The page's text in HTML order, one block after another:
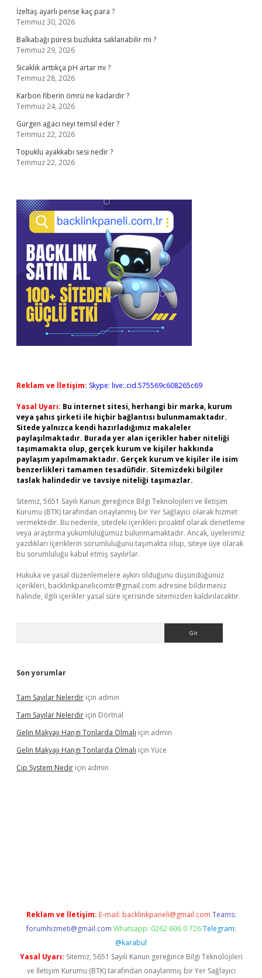
İzeltaş ayarlı pense kaç para ?
Temmuz 30, 2026
Balkabağı püresi buzlukta saklanabilir mi ?
Temmuz 29, 2026
Sıcaklık arttıkça pH artar mı ?
Temmuz 28, 2026
Karbon fiberin ömrü ne kadardır ?
Temmuz 24, 2026
Gürgen ağacı neyi temsil eder ?
Temmuz 22, 2026
Topuklu ayakkabı sesi nedir ?
Temmuz 22, 2026
Reklam ve İletişim: Skype: live:.cid.575569c608265c69
Yasal Uyarı: Bu internet sitesi, herhangi bir marka, kurum
veya şahıs şirketi ile hiçbir bağlantısı bulunmamaktadır.
Sitede yalnızca kendi hazırladığımız makaleler
paylaşılmaktadır. Burada yer alan içerikler haber niteliği
taşımamakta olup, gerçek kurum ve kişiler hakkında
paylaşım yapılmamaktadır. Gerçek kurum ve kişiler ile isim
benzerlikleri tamamen tesadüfidir. Sitemizdeki bilgiler
taslak halindedir ve tavsiye niteliği taşımazlar.
Sitemiz, 5651 Sayılı Kanun gereğince Bilgi Teknolojileri ve İletişim
Kurumu (BTK) tarafından onaylanmış bir Yer Sağlayıcı olarak hizmet
vermektedir. Bu nedenle, sitedeki içerikleri proaktif olarak denetleme
veya araştırma yükümlülüğümüz bulunmamaktadır. Ancak, üyelerimiz
yazdıkları içeriklerin sorumluluğunu taşımakta olup, siteye üye olarak
bu sorumluluğu kabul etmiş sayılırlar.
Hukuka ve yasal düzenlemelere aykırı olduğunu düşündüğünüz
içerikleri, backlinkpanelicomtr@gmail.com adresine bildirmeniz
halinde, ilgili içerikler yasal süre içerisinde sitemizden kaldırılacaktır.
Son yorumlar
Tam Sayılar Nelerdir için admin
Tam Sayılar Nelerdir için Dörtnal
Gelin Makyajı Hangi Tonlarda Olmalı için admin
Gelin Makyajı Hangi Tonlarda Olmalı için Yüce
Çip System Nedir için admin
Reklam ve İletişim: E-mail: backlinkpaneli@gmail.com Teams:
forumhizmeti@gmail.com Whatsapp: 0262 606 0 726 Telegram:
@karabul
Yasal Uyarı: Sitemiz, 5651 Sayılı Kanun gereğince Bilgi Teknolojileri
ve İletişim Kurumu (BTK) tarafından onaylanmış bir Yer Sağlayıcı